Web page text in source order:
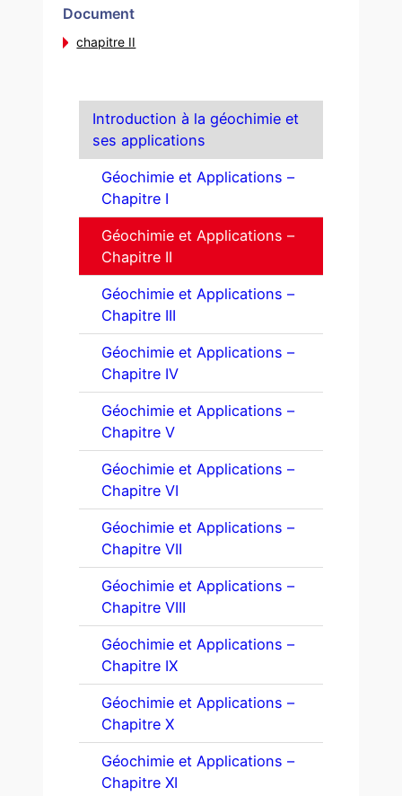
Introduction à la géochimie et
ses applications
Géochimie et Applications –
Chapitre I
Géochimie et Applications –
Chapitre II
Géochimie et Applications –
Chapitre III
Géochimie et Applications –
Chapitre IV
Géochimie et Applications –
Chapitre V
Géochimie et Applications –
Chapitre VI
Géochimie et Applications –
Chapitre VII
Géochimie et Applications –
Chapitre VIII
Géochimie et Applications –
Chapitre IX
Géochimie et Applications –
Chapitre X
Géochimie et Applications –
Chapitre XI
Document
chapitre II